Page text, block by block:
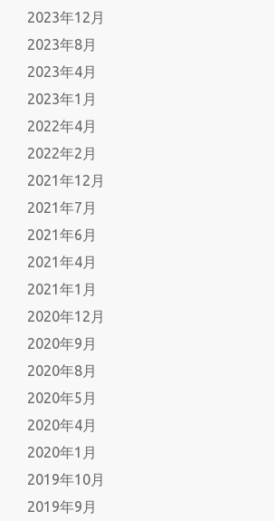
2023年12月
2023年8月
2023年4月
2023年1月
2022年4月
2022年2月
2021年12月
2021年7月
2021年6月
2021年4月
2021年1月
2020年12月
2020年9月
2020年8月
2020年5月
2020年4月
2020年1月
2019年10月
2019年9月